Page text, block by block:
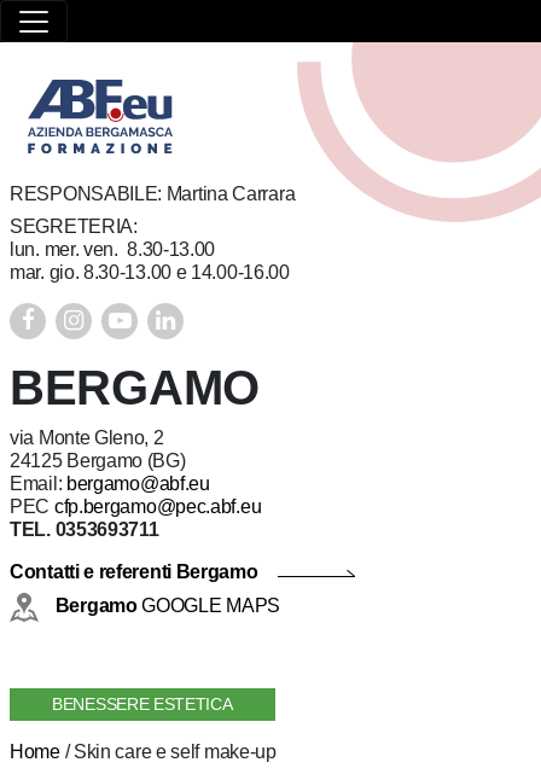
RESPONSABILE: Martina Carrara
SEGRETERIA:
lun. mer. ven. 8.30-13.00
mar. gio. 8.30-13.00 e 14.00-16.00
BERGAMO
via Monte Gleno, 2
24125 Bergamo (BG)
Email: bergamo@abf.eu
PEC cfp.bergamo@pec.abf.eu
TEL. 0353693711
Contatti e referenti Bergamo
BergamoGOOGLE MAPS
BENESSERE ESTETICA
Home/Skin care e self make-up